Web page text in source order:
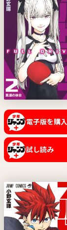
電子版を購入
試し読み